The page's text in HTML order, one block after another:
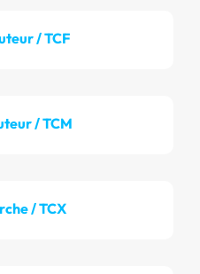
/ TCF
/ TCM
/ TCX